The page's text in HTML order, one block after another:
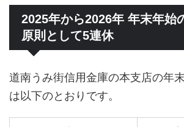
2025年から2026年 年末年始
原則として5連休
道南うみ街信用金庫の本支店の年
は以下のとおりです。